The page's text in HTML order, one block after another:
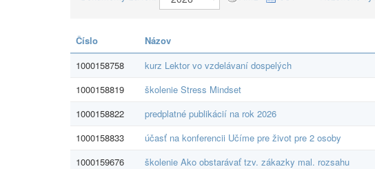
Číslo Názov
1000158758
kurz Lektor vo vzdelávaní dospelých
1000158819
školenie Stress Mindset
1000158822
predplatné publikácií na rok 2026
1000158833
účasť na konferencii Učíme pre život pre 2 osoby
1000159676
školenie Ako obstarávať tzv. zákazky mal. rozsahu